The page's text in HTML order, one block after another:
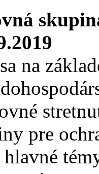
na
pre